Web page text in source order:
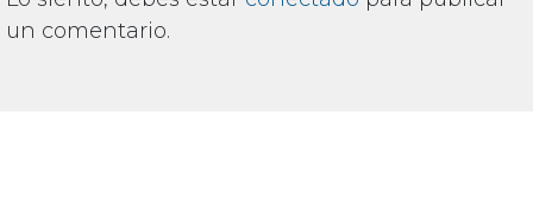
un comentario.